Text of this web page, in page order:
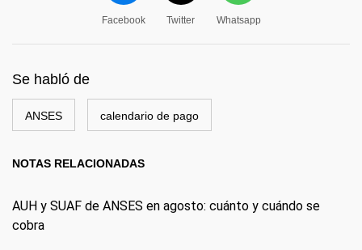
Facebook Twitter Whatsapp
Se habló de
ANSES calendario de pago
NOTAS RELACIONADAS
AUH y SUAF de ANSES en agosto: cuánto y cuándo se
cobra